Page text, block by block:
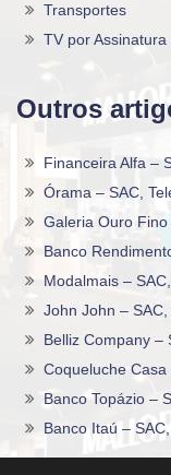
Transportes
TV por Assinatura
Outros
Financeira Alfa –
Órama – SAC,
Galeria Ouro
Banco
Modalmais –
John John –
Belliz Company –
Coqueluche
Banco Topázio –
Banco Itaú –